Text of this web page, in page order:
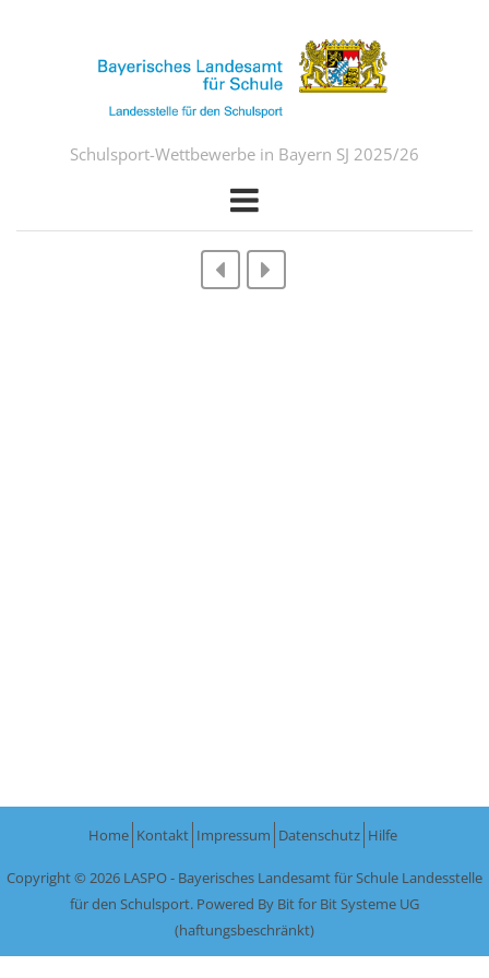
Schulsport-Wettbewerbe in Bayern SJ 2025/26
Home Kontakt Impressum Datenschutz Hilfe
Copyright © 2026 LASPO - Bayerisches Landesamt für Schule Landesstelle
für den Schulsport. Powered By Bit for Bit Systeme UG
(haftungsbeschränkt)